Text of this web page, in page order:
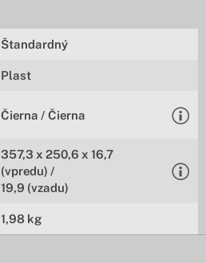
Štandardný
Plast
Čierna / Čierna
357,3 x 250,6 x 16,7
(vpredu) /
19,9 (vzadu)
1,98 kg